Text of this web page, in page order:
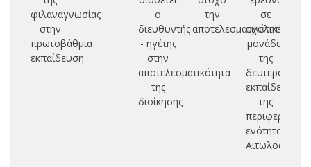
φιλαναγνωσίας
στην
πρωτοβάθμια
εκπαίδευση
ο
διευθυντής
- ηγέτης
στην
αποτελεσματικότητα
της
διοίκησης
την
αποτελεσματικότητα
σε
σχολικές
μονάδες
της
εκπαίδευσης
της
περιφερειακής
ενότητας